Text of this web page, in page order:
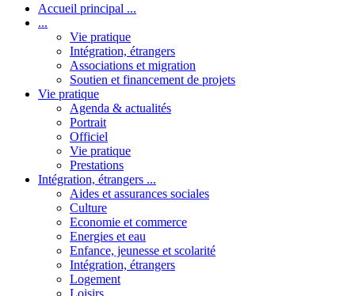
Accueil principal ...
...
Vie pratique
Intégration, étrangers
Associations et migration
Soutien et financement de projets
Vie pratique
Agenda & actualités
Portrait
Officiel
Vie pratique
Prestations
Intégration, étrangers ...
Aides et assurances sociales
Culture
Economie et commerce
Energies et eau
Enfance, jeunesse et scolarité
Intégration, étrangers
Logement
Loisirs